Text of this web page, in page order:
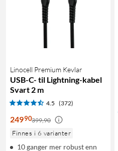
Linocell Premium Kevlar
USB-C- til Lightning-kabel
Svart 2 m
4.5 (372)
24990399,90
Finnes i 6 varianter
10 ganger mer robust enn